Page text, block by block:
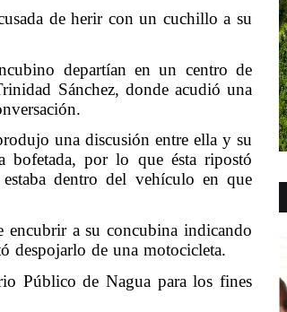
de herir con un cuchillo a su
departían en un centro de
Sánchez, donde acudió una
una discusión entre ella y su
por lo que ésta ripostó
dentro del vehículo en que
a su concubina indicando
despojarlo de una motocicleta.
Público de Nagua para los fines